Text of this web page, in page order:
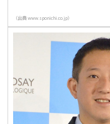
（出典 www.sponichi.co.jp）